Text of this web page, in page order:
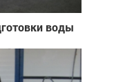
воды